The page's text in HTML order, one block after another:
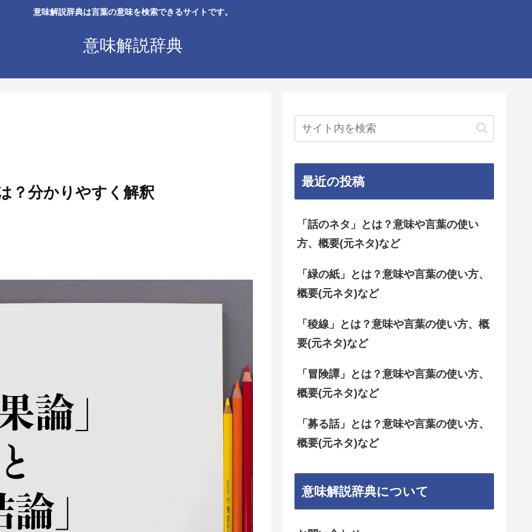
意味解説辞典は言葉の意味を検索できるサイトです。
意味解説辞典
？分かりやすく解釈
最近の投稿
「話のネタ」とは？意味や言葉の使い
方、概要(元ネタ)など
「緑の紙」とは？意味や言葉の使い方、
概要(元ネタ)など
「稜線」とは？意味や言葉の使い方、概
要(元ネタ)など
「冒険譚」とは？意味や言葉の使い方、
概要(元ネタ)など
「募る話」とは？意味や言葉の使い方、
概要(元ネタ)など
意味解説辞典について